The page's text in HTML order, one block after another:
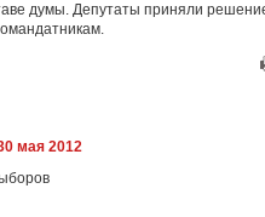
думы. Депутаты приняли
мая 2012